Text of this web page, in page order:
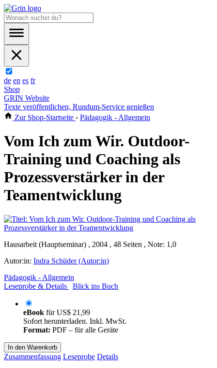
de en es fr
Shop
GRIN Website
Texte veröffentlichen, Rundum-Service genießen
Zur Shop-Startseite › Pädagogik - Allgemein
Vom Ich zum Wir. Outdoor-
Training und Coaching als
Prozessverstärker in der
Teamentwicklung
Hausarbeit (Hauptseminar) , 2004 , 48 Seiten , Note: 1,0
Autor:in: Indra Schüder (Autor:in)
Pädagogik - Allgemein
Leseprobe & Details
Blick ins Buch
eBook fürUS$ 21,99
Sofort herunterladen. Inkl. MwSt.
Format: PDF – für alle Geräte
In den Warenkorb
Zusammenfassung Leseprobe Details